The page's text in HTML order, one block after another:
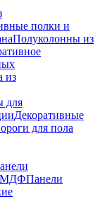
полки и
Полуколонны из
из
для
Декоративные
для пола
МДФПанели